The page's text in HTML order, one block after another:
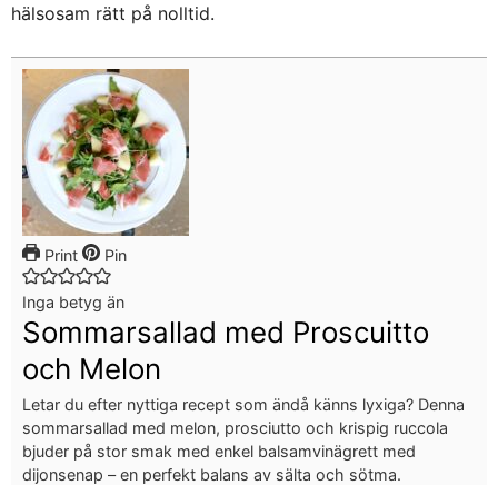
hälsosam rätt på nolltid.
Print Pin
Inga betyg än
Sommarsallad med Proscuitto
och Melon
Letar du efter nyttiga recept som ändå känns lyxiga? Denna
sommarsallad med melon, prosciutto och krispig ruccola
bjuder på stor smak med enkel balsamvinägrett med
dijonsenap – en perfekt balans av sälta och sötma.